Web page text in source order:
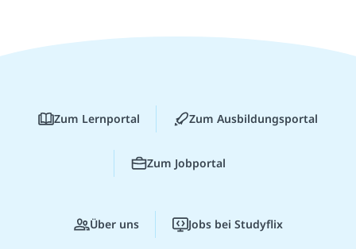
Zum Lernportal Zum Ausbildungsportal
Zum Jobportal
Über uns Jobs bei Studyflix